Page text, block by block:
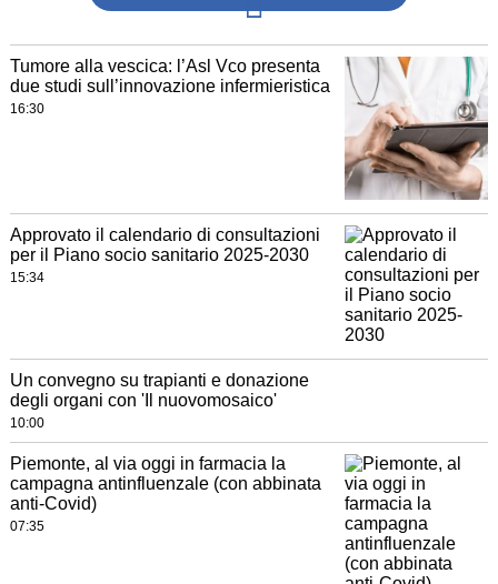
Tumore alla vescica: l’Asl Vco presenta
due studi sull’innovazione infermieristica
16:30
Approvato il calendario di consultazioni
per il Piano socio sanitario 2025-2030
15:34
Un convegno su trapianti e donazione
degli organi con 'Il nuovomosaico'
10:00
Piemonte, al via oggi in farmacia la
campagna antinfluenzale (con abbinata
anti-Covid)
07:35